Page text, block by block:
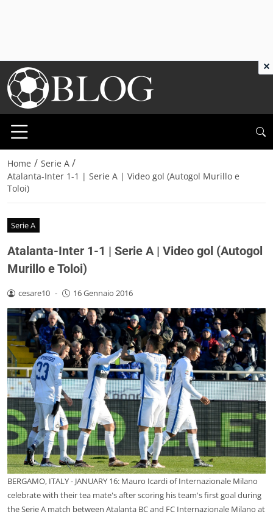
Home / Serie A /
Atalanta-Inter 1-1 | Serie A | Video gol (Autogol Murillo e
Toloi)
Serie A
Atalanta-Inter 1-1 | Serie A | Video gol (Autogol
Murillo e Toloi)
cesare10 - 16 Gennaio 2016
BERGAMO, ITALY - JANUARY 16: Mauro Icardi of Internazionale Milano
celebrate with their tea mate's after scoring his team's first goal during
the Serie A match between Atalanta BC and FC Internazionale Milano at
×